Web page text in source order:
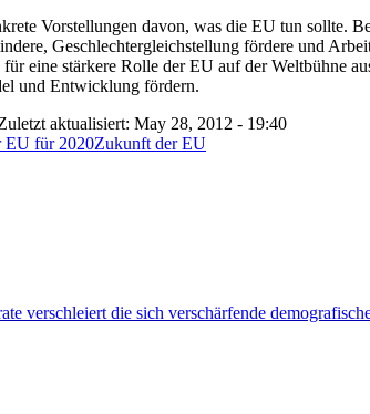
Vorstellungen davon, was die EU tun sollte.
Geschlechtergleichstellung fördere und
eine stärkere Rolle der EU auf der Weltbühne
und Entwicklung fördern.
aktualisiert: May 28, 2012 - 19:40
EU für 2020Zukunft der EU
verschleiert die sich verschärfende